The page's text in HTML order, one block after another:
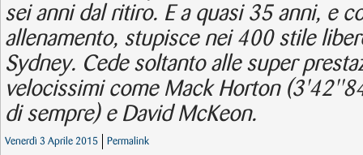
sei anni dal ritiro. E a quasi 35 anni, e
allenamento, stupisce nei 400 stile
Sydney. Cede soltanto alle super
velocissimi come Mack Horton
di sempre) e David McKeon.
Venerdì 3 Aprile 2015 Permalink